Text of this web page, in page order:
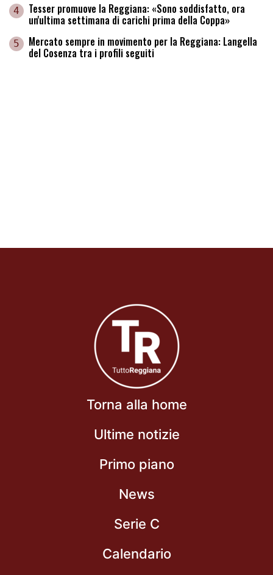
4 Tesser promuove la Reggiana: «Sono soddisfatto, ora
un'ultima settimana di carichi prima della Coppa»
5 Mercato sempre in movimento per la Reggiana: Langella
del Cosenza tra i profili seguiti
Torna alla home
Ultime notizie
Primo piano
News
Serie C
Calendario